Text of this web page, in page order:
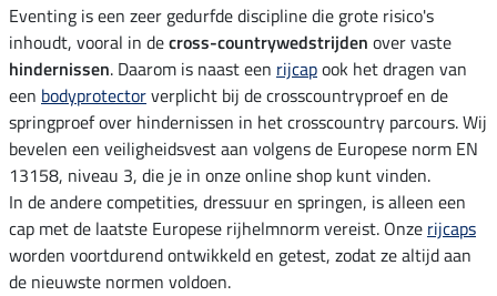
Eventing is een zeer gedurfde discipline die grote risico's
inhoudt, vooral in decross-countrywedstrijden over vaste
hindernissen. Daarom is naast een rijcapook het dragen van
een bodyprotectorverplicht bij de crosscountryproef en de
springproef over hindernissen in het crosscountry parcours. Wij
bevelen een veiligheidsvest aan volgens de Europese norm EN
13158, niveau 3, die je in onze online shop kunt vinden.
In de andere competities, dressuur en springen, is alleen een
cap met de laatste Europese rijhelmnorm vereist. Onze rijcaps
worden voortdurend ontwikkeld en getest, zodat ze altijd aan
de nieuwste normen voldoen.